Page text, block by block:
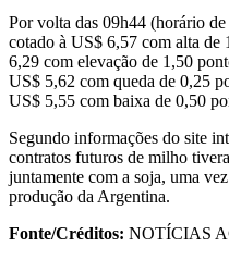
Por volta das 09h44 (horário
cotado à US$ 6,57 com alta
6,29 com elevação de 1,50
US$ 5,62 com queda de 0,25
US$ 5,55 com baixa de 0,50
Segundo informações do site
contratos futuros de milho
juntamente com a soja, uma
produção da Argentina.
Fonte/Créditos: NOTÍCIAS